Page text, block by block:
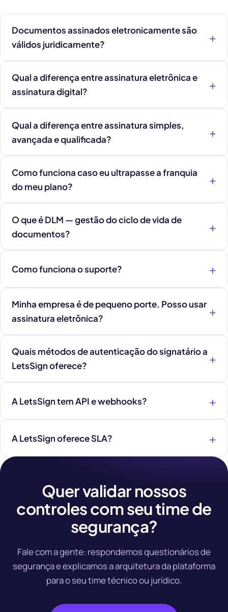
Documentos assinados eletronicamente são
válidos juridicamente?
Qual a diferença entre assinatura eletrônica e
assinatura digital?
Qual a diferença entre assinatura simples,
avançada e qualificada?
Como funciona caso eu ultrapasse a franquia
do meu plano?
O que é DLM — gestão do ciclo de vida de
documentos?
Como funciona o suporte?
Minha empresa é de pequeno porte. Posso usar
assinatura eletrônica?
Quais métodos de autenticação do signatário a
LetsSign oferece?
A LetsSign tem API e webhooks?
A LetsSign oferece SLA?
Quer validar nossos
controles com seu time de
segurança?
Fale com a gente: respondemos questionários de
segurança e explicamos a arquitetura da plataforma
para o seu time técnico ou jurídico.